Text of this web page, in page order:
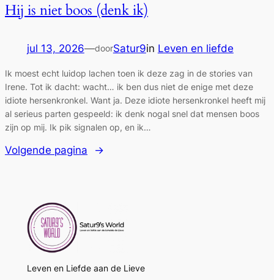
Hij is niet boos (denk ik)
jul 13, 2026—doorSatur9in Leven en liefde
Ik moest echt luidop lachen toen ik deze zag in de stories van
Irene. Tot ik dacht: wacht… ik ben dus niet de enige met deze
idiote hersenkronkel. Want ja. Deze idiote hersenkronkel heeft mij
al serieus parten gespeeld: ik denk nogal snel dat mensen boos
zijn op mij. Ik pik signalen op, en ik…
Volgende pagina →
Leven en Liefde aan de Lieve